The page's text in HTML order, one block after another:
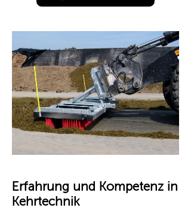
Erfahrung und Kompetenz in
Kehrtechnik